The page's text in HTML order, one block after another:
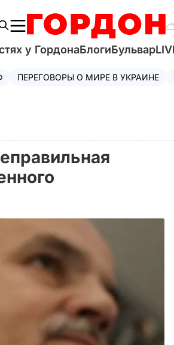
у ГордонаБлогиБульвар
ПЕРЕГОВОРЫ О МИРЕ В УКРАИНЕ